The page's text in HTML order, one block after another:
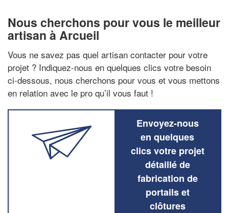
Nous cherchons pour vous le meilleur
artisan à Arcueil
Vous ne savez pas quel artisan contacter pour votre
projet ? Indiquez-nous en quelques clics votre besoin
ci-dessous, nous cherchons pour vous et vous mettons
en relation avec le pro qu’il vous faut !
Envoyez-nous
en quelques
clics votre projet
détaillé de
fabrication de
portails et
clôtures